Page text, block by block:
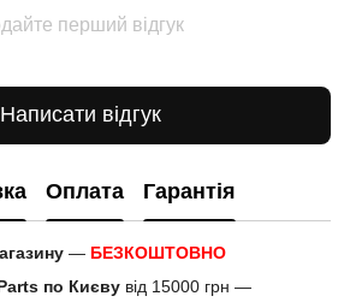
перший відгук
Написати відгук
Оплата Гарантія
— БЕЗКОШТОВНО
по Києву від 15000 грн —